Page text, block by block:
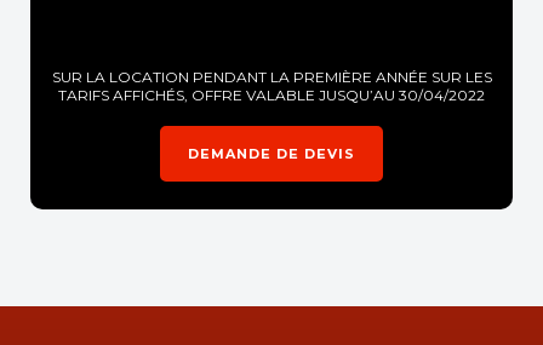
SUR LA LOCATION PENDANT LA PREMIÈRE ANNÉE SUR LES
TARIFS AFFICHÉS, OFFRE VALABLE JUSQU’AU 30/04/2022
DEMANDE DE DEVIS